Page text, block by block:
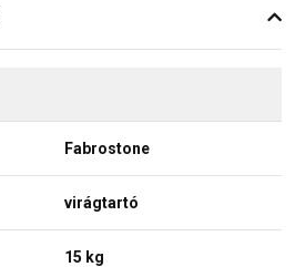
Fabrostone
virágtartó
15 kg